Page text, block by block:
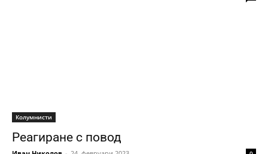
Колумнисти
Реагиране с повод